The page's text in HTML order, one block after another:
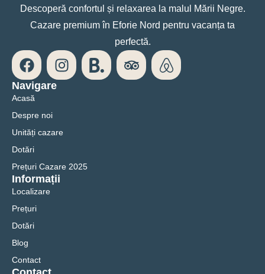
Descoperă confortul și relaxarea la malul Mării Negre.
Cazare premium în Eforie Nord pentru vacanța ta
perfectă.
Navigare
Acasă
Despre noi
Unități cazare
Dotări
Prețuri Cazare 2025
Informații
Localizare
Prețuri
Dotări
Blog
Contact